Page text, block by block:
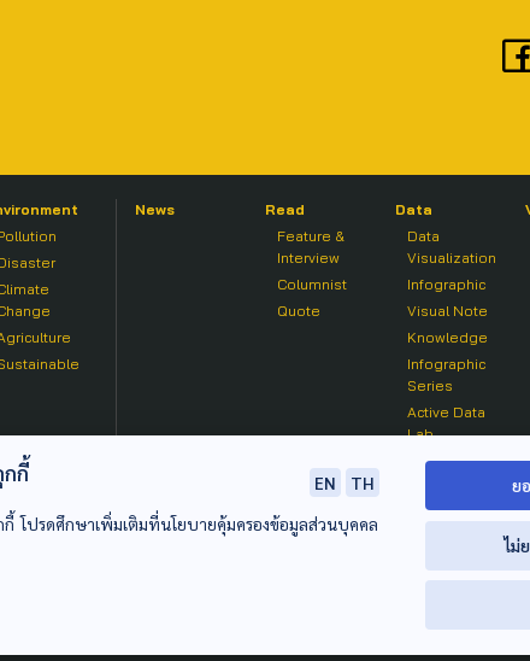
News
Read
Feature &
Interview
Columnist
Quote
Data
Data
Visualization
Infographic
Visual Note
Knowledge
Infographic
Series
Active Data
Lab
กี้ EN
TH
กี้ โปรดศึกษาเพิ่มเติมที่นโยบายคุ้มครองข้อมูลส่วนบุคคล
ย
ไม่